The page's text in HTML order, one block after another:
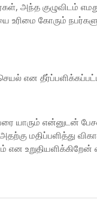
அந்த குழுவிடம்
கோரும்
என
யாரும் என்னுடன்
மதிப்பளித்து
உறுதியளிக்கிறேன்